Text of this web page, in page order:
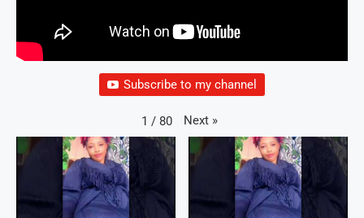
Subscribe to my channel
1 / 80 Next »